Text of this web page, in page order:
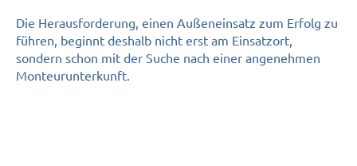
Die Herausforderung, einen Außeneinsatz zum Erfolg zu
führen, beginnt deshalb nicht erst am Einsatzort,
sondern schon mit der Suche nach einer angenehmen
Monteurunterkunft.